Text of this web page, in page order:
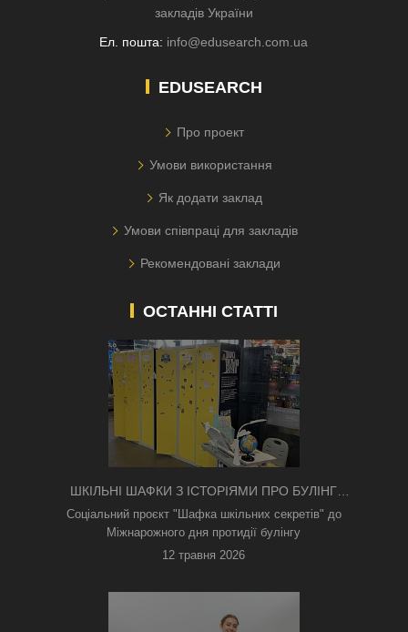
закладів України
Ел. пошта: info@edusearch.com.ua
EDUSEARCH
Про проект
Умови використання
Як додати заклад
Умови співпраці для закладів
Рекомендовані заклади
ОСТАННІ СТАТТІ
ШКІЛЬНІ ШАФКИ З ІСТОРІЯМИ ПРО БУЛІНГ
З'ЯВИЛИСЯ В КИЄВІ
Соціальний проєкт "Шафка шкільних секретів" до
Міжнарожного дня протидії булінгу
12 травня 2026